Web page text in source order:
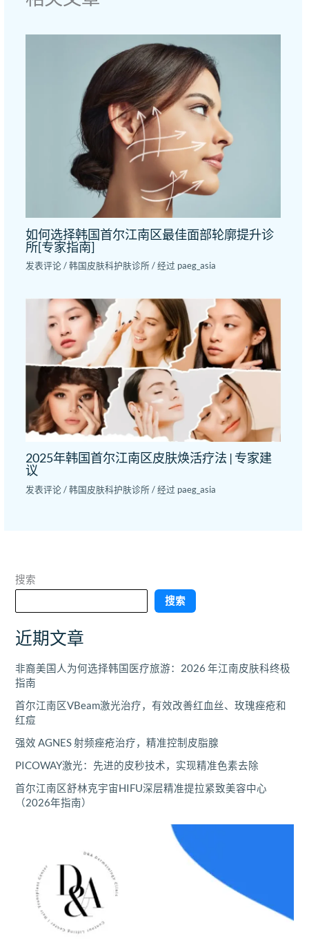
如何选择韩国首尔江南区最佳面部轮廓提升诊
所[专家指南]
发表评论/韩国皮肤科护肤诊所/ 经过 paeg_asia
2025年韩国首尔江南区皮肤焕活疗法 | 专家建
议
发表评论/韩国皮肤科护肤诊所/ 经过 paeg_asia
搜索
搜索
近期文章
非裔美国人为何选择韩国医疗旅游：2026 年江南皮肤科终极
指南
首尔江南区VBeam激光治疗，有效改善红血丝、玫瑰痤疮和
红痘
强效 AGNES 射频痤疮治疗，精准控制皮脂腺
PICOWAY激光：先进的皮秒技术，实现精准色素去除
首尔江南区舒林克宇宙HIFU深层精准提拉紧致美容中心
（2026年指南）